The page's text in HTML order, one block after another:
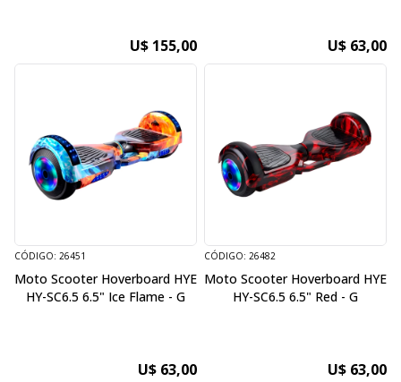
U$ 155,00 U$ 63,00
CÓDIGO: 26451
Moto Scooter Hoverboard HYE
HY-SC6.5 6.5" Ice Flame - G
U$ 63,00
CÓDIGO: 26482
Moto Scooter Hoverboard HYE
HY-SC6.5 6.5" Red - G
U$ 63,00